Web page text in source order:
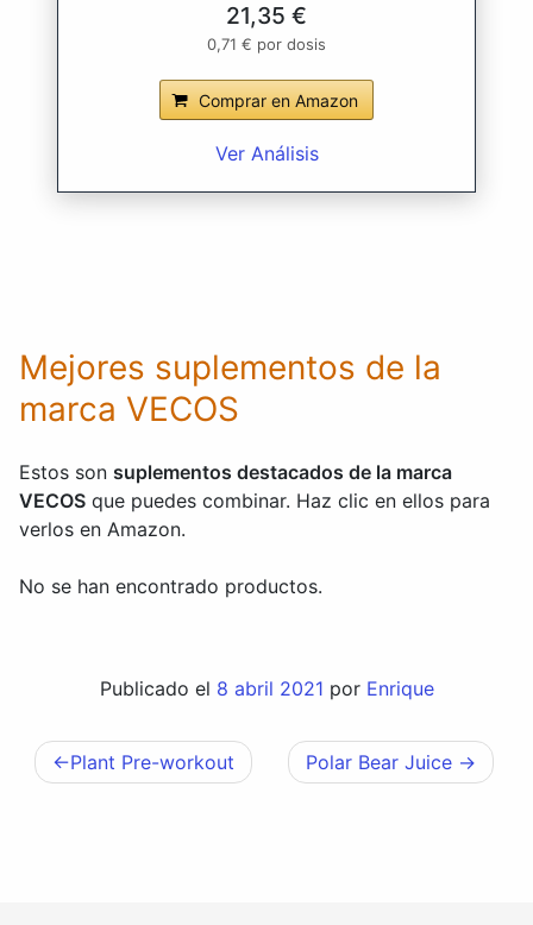
21,35 €
0,71 € por dosis
Comprar en Amazon
Ver Análisis
Mejores suplementos de la
marca VECOS
Estos son suplementos destacados de la marca
VECOS que puedes combinar. Haz clic en ellos para
verlos en Amazon.
No se han encontrado productos.
Publicado el 8 abril 2021 por Enrique
Plant Pre-workout Polar Bear Juice